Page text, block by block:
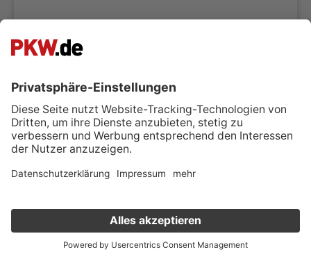
Verkauf deinen Gebrauchten online